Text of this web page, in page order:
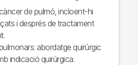
de pulmó, incloent-hi
i després de tractament
abordatge quirúrgic
indicació quirúrgica.